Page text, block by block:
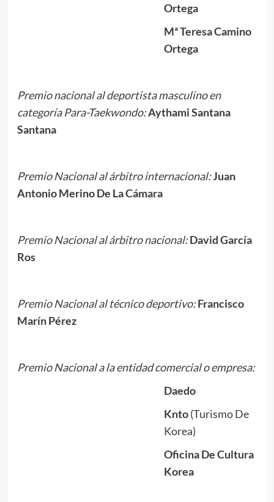
Ortega
Mª Teresa Camino
Ortega
Premio nacional al deportista masculino en
categoría Para-Taekwondo:Aythami Santana
Santana
Premio Nacional al árbitro internacional:Juan
Antonio Merino De La Cámara
Premio Nacional al árbitro nacional:David García
Ros
Premio Nacional al técnico deportivo:Francisco
Marín Pérez
Premio Nacional a la entidad comercial o empresa:
Daedo
Knto(Turismo De
Korea)
Oficina De Cultura
Korea